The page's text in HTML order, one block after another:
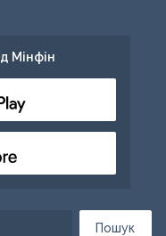
Пошук
Мінфін